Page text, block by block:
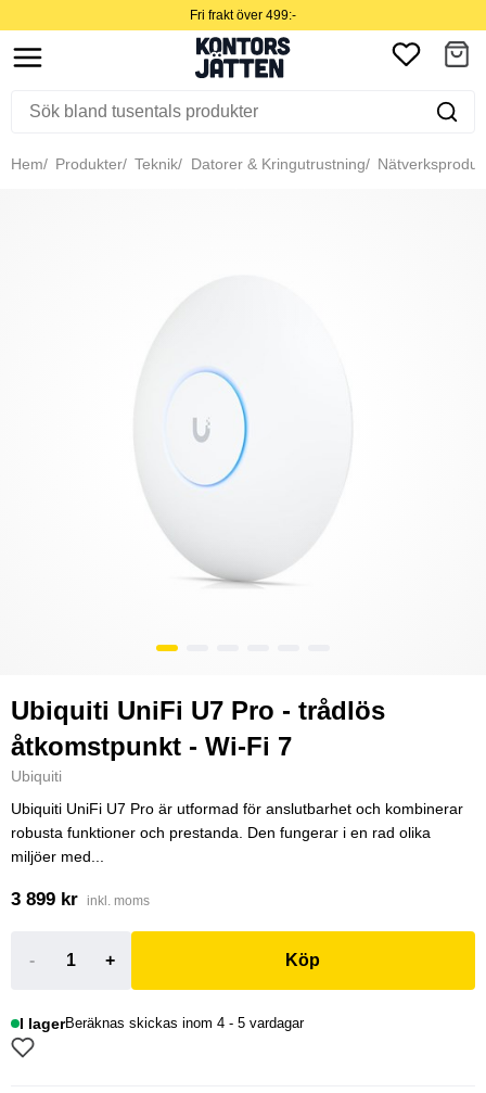
Fri frakt över 499:-
Hem Produkter Teknik Datorer & Kringutrustning
Ubiquiti UniFi U7 Pro - trådlös
åtkomstpunkt - Wi-Fi 7
Ubiquiti
Ubiquiti UniFi U7 Pro är utformad för anslutbarhet och kombinerar
robusta funktioner och prestanda. Den fungerar i en rad olika
miljöer med...
3 899 kr inkl. moms
- + Köp
I lagerBeräknas skickas inom 4 - 5 vardagar